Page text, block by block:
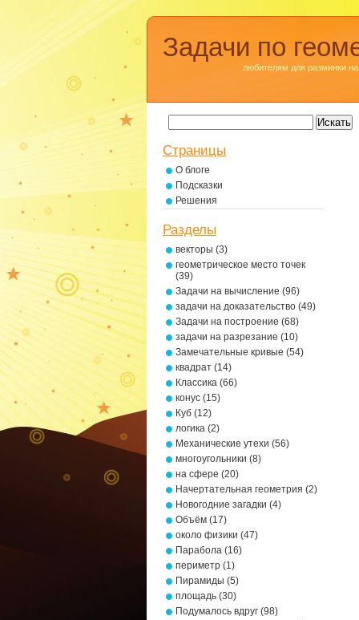
Задачи по
любителям для разминки на
Страницы
О блоге
Подсказки
Решения
Разделы
векторы (3)
геометрическое место точек
(39)
Задачи на вычисление (96)
задачи на доказательство (49)
Задачи на построение (68)
задачи на разрезание (10)
Замечательные кривые (54)
квадрат (14)
Классика (66)
конус (15)
Куб (12)
логика (2)
Механические утехи (56)
многоугольники (8)
на сфере (20)
Начертательная геометрия (2)
Новогодние загадки (4)
Объём (17)
около физики (47)
Парабола (16)
периметр (1)
Пирамиды (5)
площадь (30)
Подумалось вдруг (98)